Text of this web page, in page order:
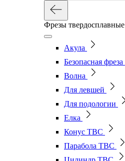
Фрезы твердосплавные
Акула
Безопасная фреза
Волна
Для левшей
Для подологии
Елка
Конус ТВС
Парабола ТВС